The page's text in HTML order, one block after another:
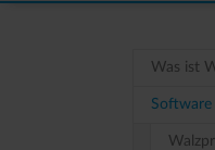
Was ist
Software